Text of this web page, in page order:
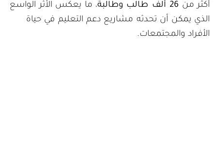
أكثر من 26 ألف طالب وطالبة
، ما يعكس الأثر الواسع
الذي يمكن أن تحدثه مشاريع دعم التعليم في حياة
الأفراد والمجتمعات.